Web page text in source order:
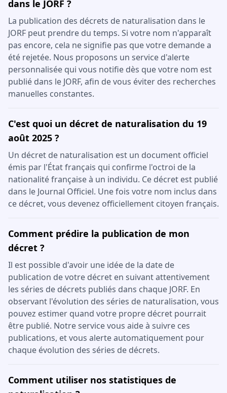
dans le JORF ?
La publication des décrets de naturalisation dans le
JORF peut prendre du temps. Si votre nom n'apparaît
pas encore, cela ne signifie pas que votre demande a
été rejetée. Nous proposons un service d'alerte
personnalisée qui vous notifie dès que votre nom est
publié dans le JORF, afin de vous éviter des recherches
manuelles constantes.
C'est quoi un décret de naturalisation du 19
août 2025 ?
Un décret de naturalisation est un document officiel
émis par l'État français qui confirme l'octroi de la
nationalité française à un individu. Ce décret est publié
dans le Journal Officiel. Une fois votre nom inclus dans
ce décret, vous devenez officiellement citoyen français.
Comment prédire la publication de mon
décret ?
Il est possible d'avoir une idée de la date de
publication de votre décret en suivant attentivement
les séries de décrets publiés dans chaque JORF. En
observant l'évolution des séries de naturalisation, vous
pouvez estimer quand votre propre décret pourrait
être publié. Notre service vous aide à suivre ces
publications, et vous alerte automatiquement pour
chaque évolution des séries de décrets.
Comment utiliser nos statistiques de